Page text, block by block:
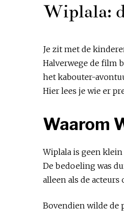
Wiplala:
Je zit met de
Halverwege de film
het kabouter-
Hier lees je wie er
Waarom
Wiplala is geen
De bedoeling was
alleen als de
Bovendien wilde de